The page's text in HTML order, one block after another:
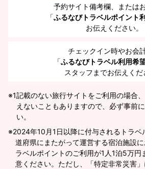
予約サイト備考欄、または
「ふるなびトラベルポイント
お伝えください。
チェックイン時やお会
「ふるなびトラベル利用希
スタッフまでお伝えくだ
※1記載のない旅行サイトをご利用の場合
えないこともありますので、必ず事前
い。
2024年10月1日以降に付与されるトラベ
道府県にまたがって運営する宿泊施設
ラベルポイントのご利用が1人1泊5万円
意ください。ただし、「特定非常災害